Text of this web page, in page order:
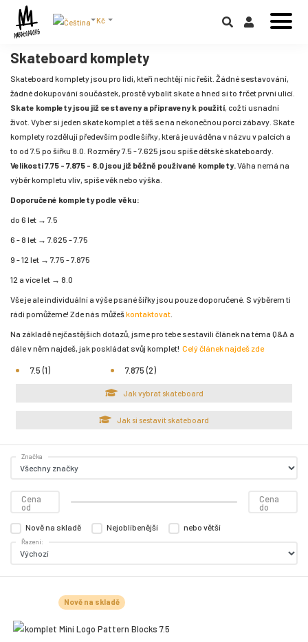
Kč
Skateboard komplety
Skateboard komplety jsou pro lidi, kteří nechtějí nic řešit. Žádné sestavování,
žádné dokupování součástek, prostě vybalit skate a hned si to frčet první ulicí.
Skate komplety jsou již sestaveny a připraveny k použití, což ti usnadní
život. Vyber si jeden skate komplet a těš se na nekonečnou porci zábavy. Skate
komplety rozdělují především podle šířky, která je uváděna v názvu v palcích a
to od 7.5 po šířku 8.0. Rozměry 7.5 - 7.625 jsou spíše dětské skateboardy.
Velikosti 7.75 - 7.875 - 8.0 jsou již běžně používané komplety.Váha nemá na
výběr kompletu vliv, spíše věk nebo výška.
Doporučené komplety podle věku:
do 6 let → 7.5
6 - 8 let → 7.625 - 7.75
9 - 12 let → 7.75 - 7.875
12 a více let → 8.0
Vše je ale individuální a výše psané šířky jsou pouze doporučené. S výběrem ti
rádi pomůžeme! Zde nás můžeškontaktovat
Na základě nejčastějších dotazů, jsme pro tebe sestavili článek na téma Q&A a
dále v něm najdeš, jak poskládat svůj komplet! Celý článek najdeš zde
7.5 (1) 7.875 (2)
Jak vybrat skateboard
Jak si sestavit skateboard
Značka
Cena
od
Cena
do
Nově na skladě Nejoblíbenější nebo větší
Řazení:
Nově na skladě